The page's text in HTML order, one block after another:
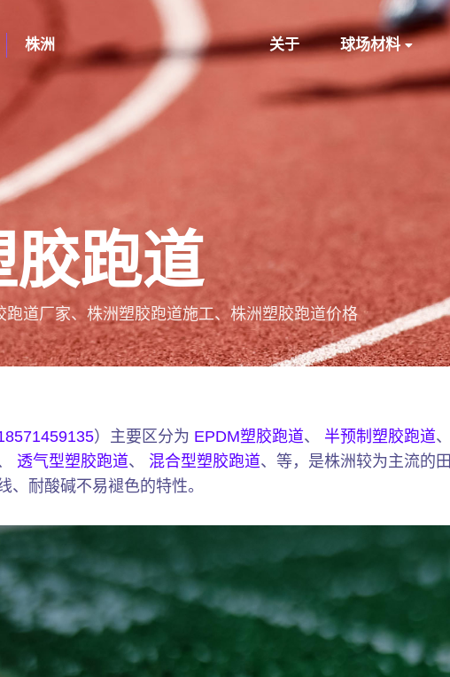
株洲 关于 球场材料
胶跑道
跑道厂家、株洲塑胶跑道施工、株洲塑胶跑道价格
）主要区分为 EPDM塑胶跑道、 半预制塑胶跑道、
透气型塑胶跑道、 混合型塑胶跑道、等，是株洲较为主流的
、耐酸碱不易褪色的特性。